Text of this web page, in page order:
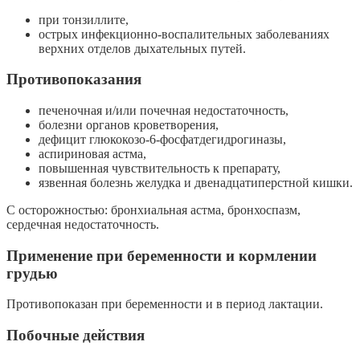
при тонзиллите,
острых инфекционно-воспалительных заболеваниях
верхних отделов дыхательных путей.
Противопоказания
печеночная и/или почечная недостаточность,
болезни органов кроветворения,
дефицит глюкокозо-6-фосфатдегидрогиназы,
аспириновая астма,
повышенная чувствительность к препарату,
язвенная болезнь желудка и двенадцатиперстной кишки.
С осторожностью: бронхиальная астма, бронхоспазм,
сердечная недостаточность.
Применение при беременности и кормлении
грудью
Противопоказан при беременности и в период лактации.
Побочные действия